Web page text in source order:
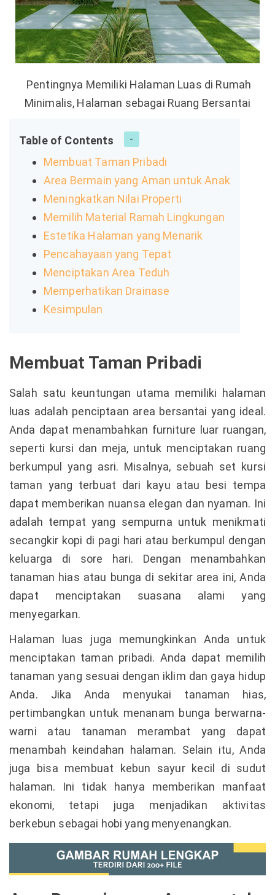
Pentingnya Memiliki Halaman Luas di Rumah
Minimalis, Halaman sebagai Ruang Bersantai
Table of Contents
Membuat Taman Pribadi
Area Bermain yang Aman untuk Anak
Meningkatkan Nilai Properti
Memilih Material Ramah Lingkungan
Estetika Halaman yang Menarik
Pencahayaan yang Tepat
Menciptakan Area Teduh
Memperhatikan Drainase
Kesimpulan
Membuat Taman Pribadi
Salah satu keuntungan utama memiliki halaman
luas adalah penciptaan area bersantai yang ideal.
Anda dapat menambahkan furniture luar ruangan,
seperti kursi dan meja, untuk menciptakan ruang
berkumpul yang asri. Misalnya, sebuah set kursi
taman yang terbuat dari kayu atau besi tempa
dapat memberikan nuansa elegan dan nyaman. Ini
adalah tempat yang sempurna untuk menikmati
secangkir kopi di pagi hari atau berkumpul dengan
keluarga di sore hari. Dengan menambahkan
tanaman hias atau bunga di sekitar area ini, Anda
dapat menciptakan suasana alami yang
menyegarkan.
Halaman luas juga memungkinkan Anda untuk
menciptakan taman pribadi. Anda dapat memilih
tanaman yang sesuai dengan iklim dan gaya hidup
Anda. Jika Anda menyukai tanaman hias,
pertimbangkan untuk menanam bunga berwarna-
warni atau tanaman merambat yang dapat
menambah keindahan halaman. Selain itu, Anda
juga bisa membuat kebun sayur kecil di sudut
halaman. Ini tidak hanya memberikan manfaat
ekonomi, tetapi juga menjadikan aktivitas
berkebun sebagai hobi yang menyenangkan.